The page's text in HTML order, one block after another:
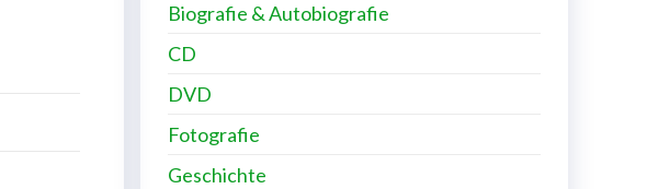
Biografie & Autobiografie
CD
DVD
Fotografie
Geschichte